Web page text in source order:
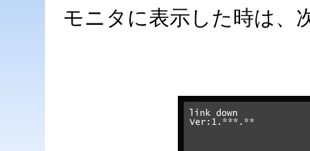
モニタに表示した時は、